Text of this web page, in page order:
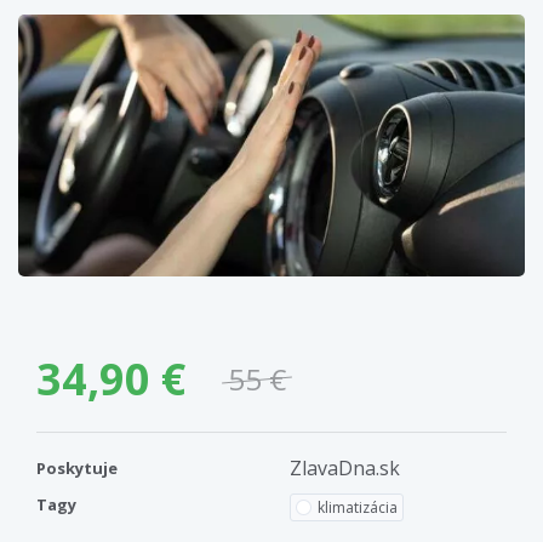
34,90 € 55 €
Poskytuje ZlavaDna.sk
Tagy klimatizácia